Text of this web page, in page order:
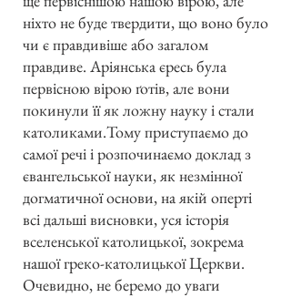
ніхто не буде твердити, що воно було
чи є правдивіше або загалом
правдиве. Аріянська єресь була
первісною вірою ґотів, але вони
покинули її як ложну науку і стали
католиками.Тому приступаємо до
самої речі і розпочинаємо доклад з
євангельської науки, як незмінної
догматичної основи, на якій оперті
всі дальші висновки, уся історія
вселенської католицької, зокрема
нашої греко-католицької Церкви.
Очевидно, не беремо до уваги